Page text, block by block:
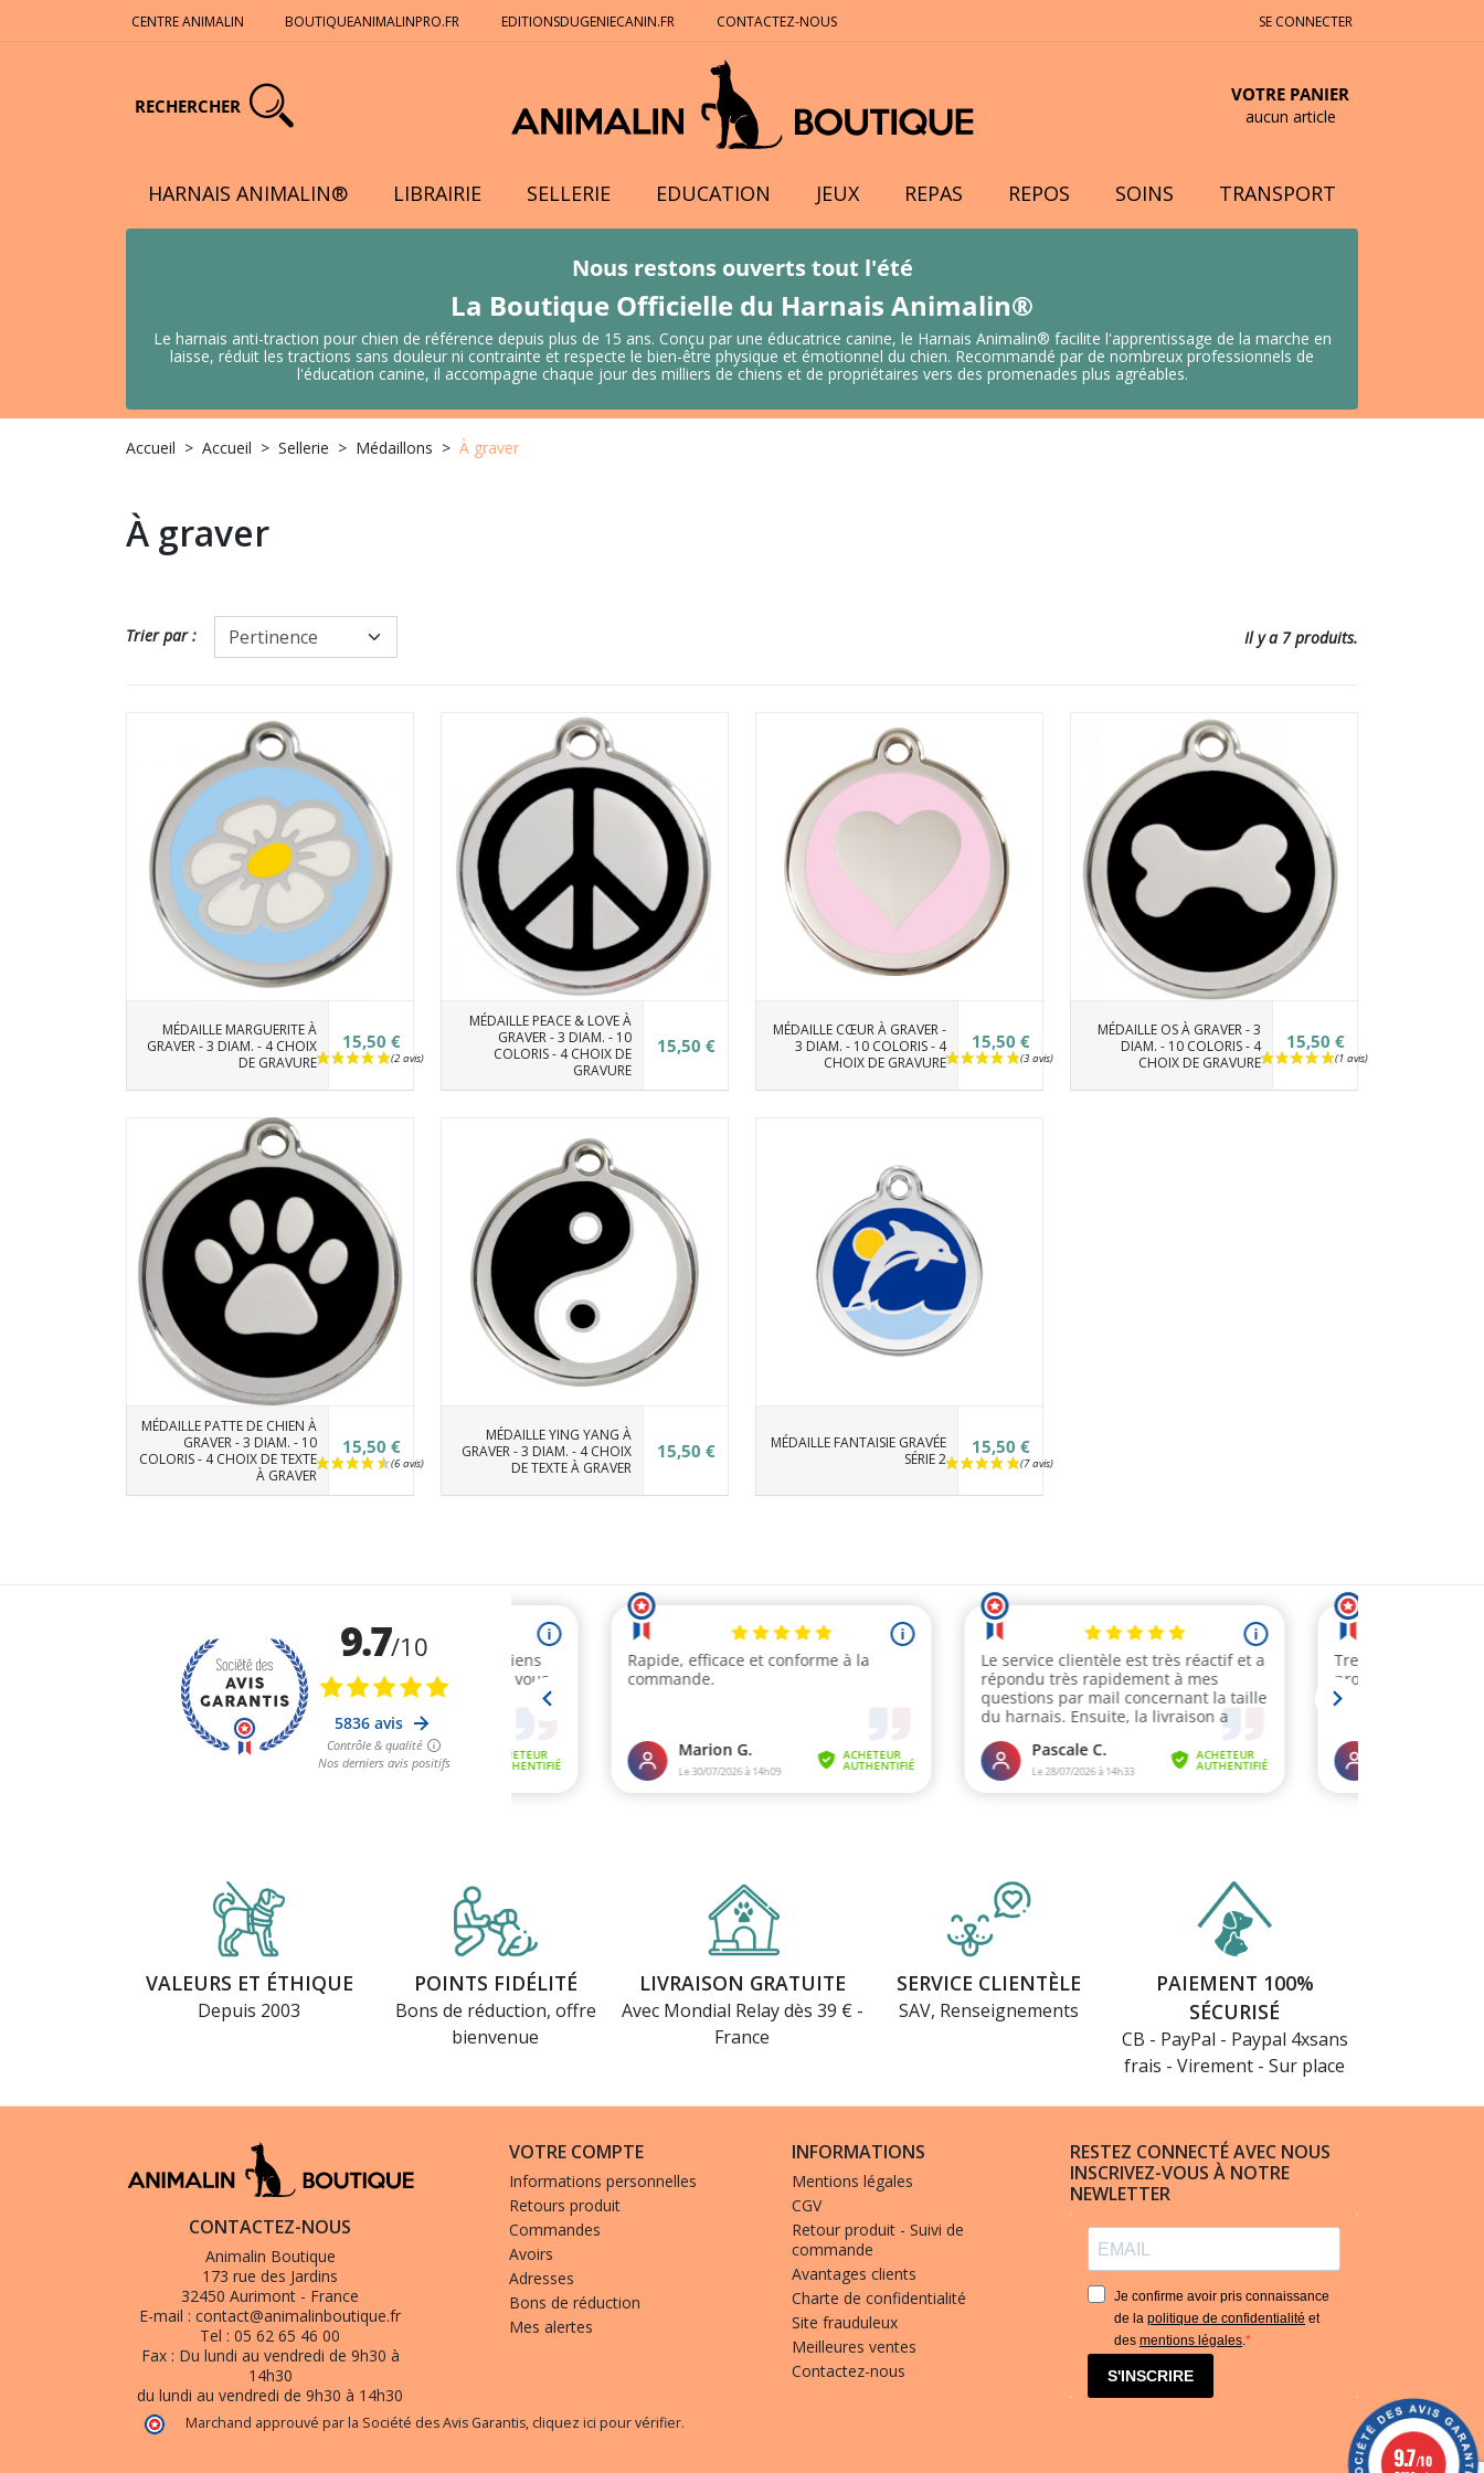
CENTRE ANIMALIN BOUTIQUEANIMALINPRO.FR EDITIONSDUGENIECANIN.FR CONTACTEZ-NOUS SE CONNECTER
RECHERCHER
VOTRE PANIER
aucun article
HARNAIS ANIMALIN® LIBRAIRIE SELLERIE EDUCATION JEUX REPAS REPOS SOINS TRANSPORT
Nous restons ouverts tout l'été
La Boutique Officielle du Harnais Animalin®
Le harnais anti-traction pour chien de référence depuis plus de 15 ans. Conçu par une éducatrice canine, le Harnais Animalin® facilite l'apprentissage de la marche en
laisse, réduit les tractions sans douleur ni contrainte et respecte le bien-être physique et émotionnel du chien. Recommandé par de nombreux professionnels de
l'éducation canine, il accompagne chaque jour des milliers de chiens et de propriétaires vers des promenades plus agréables.
Accueil Accueil Sellerie Médaillons À graver
À graver
Trier par : Il y a 7 produits.
MÉDAILLE MARGUERITE À
GRAVER - 3 DIAM. - 4 CHOIX
DE GRAVURE
15,50 €
MÉDAILLE PEACE & LOVE À
GRAVER - 3 DIAM. - 10
COLORIS - 4 CHOIX DE
GRAVURE
15,50 €
MÉDAILLE CŒUR À GRAVER -
3 DIAM. - 10 COLORIS - 4
CHOIX DE GRAVURE
15,50 €
MÉDAILLE OS À GRAVER - 3
DIAM. - 10 COLORIS - 4
CHOIX DE GRAVURE
15,50 €
MÉDAILLE PATTE DE CHIEN À
GRAVER - 3 DIAM. - 10
COLORIS - 4 CHOIX DE TEXTE
À GRAVER
15,50 €
MÉDAILLE YING YANG À
GRAVER - 3 DIAM. - 4 CHOIX
DE TEXTE À GRAVER
15,50 €
MÉDAILLE FANTAISIE GRAVÉE
SÉRIE 2
15,50 €
VALEURS ET ÉTHIQUE
Depuis 2003
POINTS FIDÉLITÉ
Bons de réduction, offre
bienvenue
LIVRAISON GRATUITE
Avec Mondial Relay dès 39 € -
France
SERVICE CLIENTÈLE
SAV, Renseignements
PAIEMENT 100%
SÉCURISÉ
CB - PayPal - Paypal 4xsans
frais - Virement - Sur place
CONTACTEZ-NOUS
Animalin Boutique
173 rue des Jardins
32450 Aurimont - France
E-mail : contact@animalinboutique.fr
Tel : 05 62 65 46 00
Fax : Du lundi au vendredi de 9h30 à
14h30
du lundi au vendredi de 9h30 à 14h30
VOTRE COMPTE
Informations personnelles
Retours produit
Commandes
Avoirs
Adresses
Bons de réduction
Mes alertes
INFORMATIONS
Mentions légales
CGV
Retour produit - Suivi de
commande
Avantages clients
Charte de confidentialité
Site frauduleux
Meilleures ventes
Contactez-nous
RESTEZ CONNECTÉ AVEC NOUS
INSCRIVEZ-VOUS À NOTRE
NEWLETTER
Je confirme avoir pris connaissance
de la politique de confidentialité et
des mentions légales.
S'INSCRIRE
Marchand approuvé par la Société des Avis Garantis, cliquez ici pour vérifier.
9.7/10